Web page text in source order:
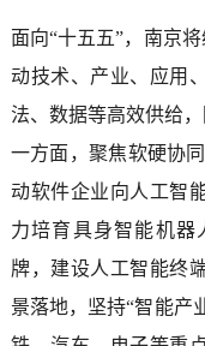
面向“十五五”，南京
动技术、产业、应用
法、数据等高效供给
一方面，聚焦软硬协
动软件企业向人工智
力培育具身智能机器
牌，建设人工智能终
景落地，坚持“智能产